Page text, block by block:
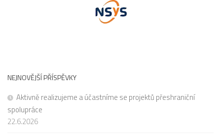
NEJNOVĚJŠÍ PŘÍSPĚVKY
Aktivně realizujeme a účastníme se projektů přeshraniční
spolupráce
22.6.2026